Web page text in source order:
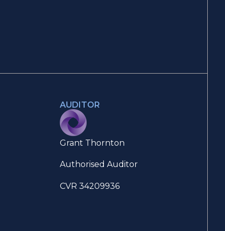
AUDITOR
Grant Thornton
Authorised Auditor
CVR 34209936